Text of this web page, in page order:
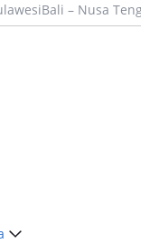
Peraturan
Bali – Nusa